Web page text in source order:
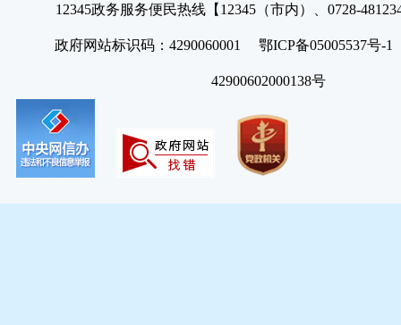
12345政务服务便民热线【12345（市内）、0728-
政府网站标识码：4290060001 鄂ICP备05005537号
42900602000138号